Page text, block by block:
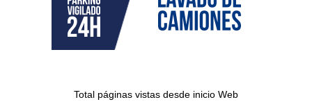
Total páginas vistas desde inicio Web